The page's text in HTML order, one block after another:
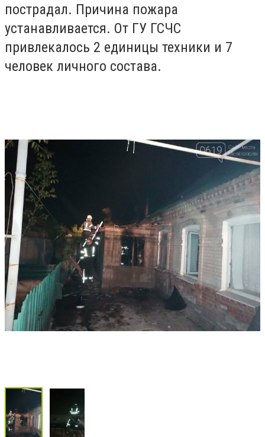
пострадал. Причина пожара
устанавливается. От ГУ ГСЧС
привлекалось 2 единицы техники и 7
человек личного состава.